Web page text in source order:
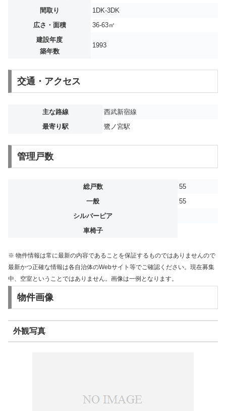
間取り
1DK-3DK
広さ・面積
36-63㎡
建設年度
築年数
1993
交通・アクセス
主な路線
西武新宿線
最寄り駅
鷺ノ宮駅
管理戸数
総戸数
55
一般
55
シルバーピア
車椅子
※ 物件情報は常に最新の内容であることを保証するものではありませんので
最新かつ正確な情報は各自治体のWebサイト等でご確認ください。現在募集
中、空室ということではありません。画像は一例となります。
物件画像
外観写真